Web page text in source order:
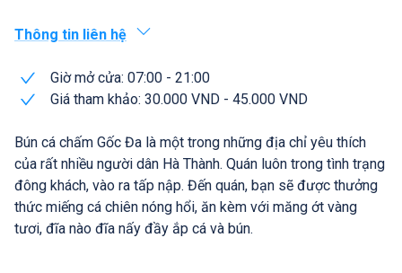
Thông tin liên hệ
Giờ mở cửa: 07:00 - 21:00
Giá tham khảo: 30.000 VND - 45.000 VND
Bún cá chấm Gốc Đa là một trong những địa chỉ yêu thích
của rất nhiều người dân Hà Thành. Quán luôn trong tình trạng
đông khách, vào ra tấp nập. Đến quán, bạn sẽ được thưởng
thức miếng cá chiên nóng hổi, ăn kèm với măng ớt vàng
tươi, đĩa nào đĩa nấy đầy ắp cá và bún.